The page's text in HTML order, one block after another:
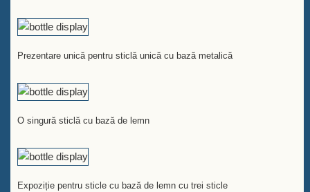
Prezentare unică pentru sticlă unică cu bază metalică
O singură sticlă cu bază de lemn
Expoziție pentru sticle cu bază de lemn cu trei sticle